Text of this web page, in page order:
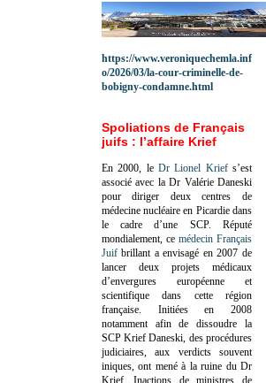
https://www.veroniquechemla.inf
o/2026/03/la-cour-criminelle-de-
bobigny-condamne.html
Spoliations de Français
juifs : l’affaire Krief
En 2000, le Dr Lionel Kriefs’est
associé avec la Dr Valérie Daneski
pour diriger deux centres de
médecine nucléaire en Picardie dans
le cadre d’une SCP. Réputé
mondialement, ce médecin Français
Juif brillant a envisagé en 2007 de
lancer deux projets médicaux
d’envergures européenne et
scientifique dans cette région
française. Initiées en 2008
notamment afin de dissoudre la
SCP Krief Daneski, des procédures
judiciaires, aux verdicts souvent
iniques, ont mené à la ruine du Dr
Krief.Inactions de ministres de